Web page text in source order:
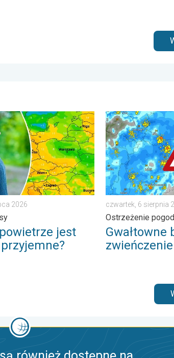
5 sierpnia 2026
jest dziś takie przyjemne?. Efekt punktu
2026
jest
Gwałtowne burze
czwartek, 6 sierpnia
Ostrzeżenie
Gwałtowne
zwieńczenie